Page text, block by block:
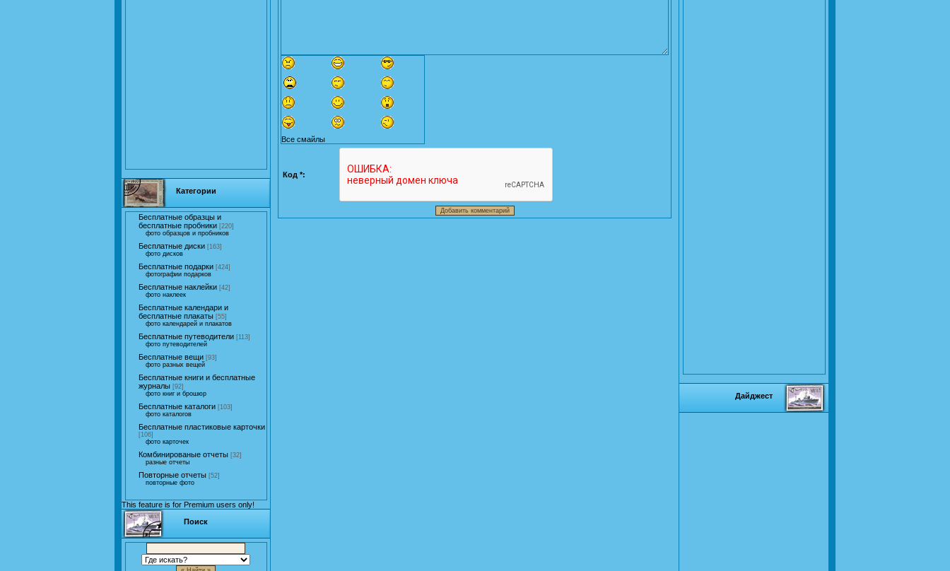
Категории
Бесплатные образцы и
бесплатные пробники [220]
фото образцов и пробников
Бесплатные диски [163]
фото дисков
Бесплатные подарки [424]
фотографии подарков
Бесплатные наклейки [42]
фото наклеек
Бесплатные календари и
бесплатные плакаты [55]
фото календарей и плакатов
Бесплатные путеводители [113]
фото путеводителей
Бесплатные вещи [93]
фото разных вещей
Бесплатные книги и бесплатные
журналы [92]
фото книг и брошюр
Бесплатные каталоги [103]
фото каталогов
Бесплатные пластиковые карточки
[106]
фото карточек
Комбинированые отчеты [32]
разные отчеты
Повторные отчеты [52]
повторные фото
This feature is for Premium users only!
Поиск
Все смайлы
Код *:
Дайджест